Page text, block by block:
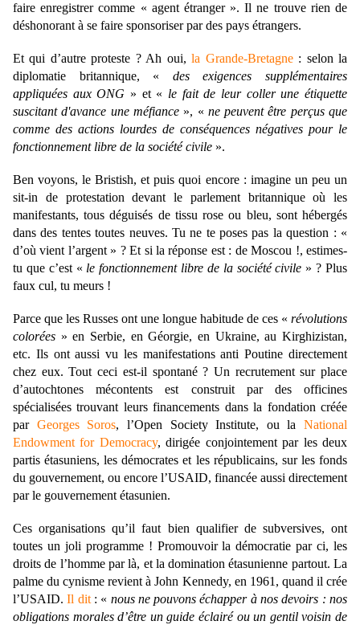
faire enregistrer comme « agent étranger ». Il ne trouve rien de
déshonorant à se faire sponsoriser par des pays étrangers.
Et qui d’autre proteste ? Ah oui,la Grande-Bretagne: selon la
diplomatie britannique, « des exigences supplémentaires
appliquées aux ONG » et « le fait de leur coller une étiquette
suscitant d'avance une méfiance», « ne peuvent être perçus que
comme des actions lourdes de conséquences négatives pour le
fonctionnement libre de la société civile ».
Ben voyons, le Bristish, et puis quoi encore : imagine un peu un
sit-in de protestation devant le parlement britannique où les
manifestants, tous déguisés de tissu rose ou bleu, sont hébergés
dans des tentes toutes neuves. Tu ne te poses pas la question : «
d’où vient l’argent » ? Et si la réponse est : de Moscou !, estimes-
tu que c’est « le fonctionnement libre de la société civile » ? Plus
faux cul, tu meurs !
Parce que les Russes ont une longue habitude de ces « révolutions
colorées » en Serbie, en Géorgie, en Ukraine, au Kirghizistan,
etc. Ils ont aussi vu les manifestations anti Poutine directement
chez eux. Tout ceci est-il spontané ? Un recrutement sur place
d’autochtones mécontents est construit par des officines
spécialisées trouvant leurs financements dans la fondation créée
par Georges Soros, l’Open Society Institute, ou la National
Endowment for Democracy, dirigée conjointement par les deux
partis étasuniens, les démocrates et les républicains, sur les fonds
du gouvernement, ou encore l’USAID, financée aussi directement
par le gouvernement étasunien.
Ces organisations qu’il faut bien qualifier de subversives, ont
toutes un joli programme ! Promouvoir la démocratie par ci, les
droits de l’homme par là, et la domination étasunienne partout. La
palme du cynisme revient à John Kennedy, en 1961, quand il crée
l’USAID.Il dit: « nous ne pouvons échapper à nos devoirs : nos
obligations morales d’être un guide éclairé ou un gentil voisin de